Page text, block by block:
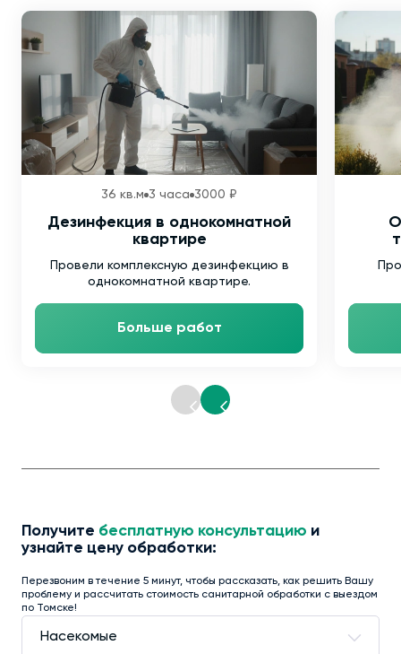
36 кв.м 3 часа 3000 ₽
Дезинфекция в однокомнатной
квартире
Провели комплексную дезинфекцию в
однокомнатной квартире.
Больше работ
Получите бесплатную консультацию и
узнайте цену обработки:
Перезвоним в течение 5 минут, чтобы рассказать, как решить Вашу
проблему и рассчитать стоимость санитарной обработки с выездом
по Томске!